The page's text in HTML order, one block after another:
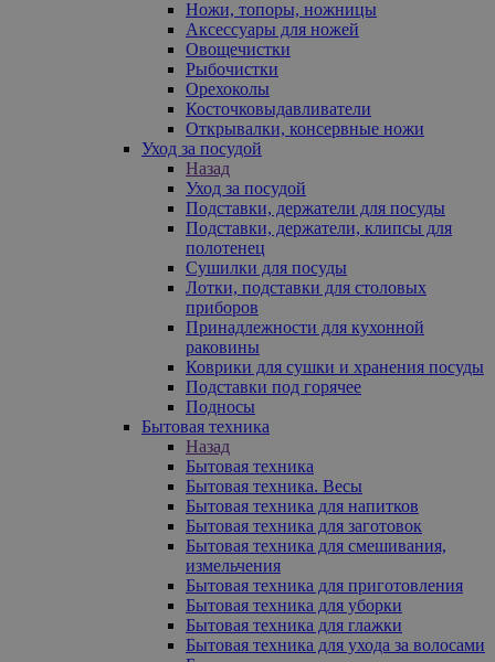
Ножи, топоры, ножницы
Аксессуары для ножей
Овощечистки
Рыбочистки
Орехоколы
Косточковыдавливатели
Открывалки, консервные ножи
Уход за посудой
Назад
Уход за посудой
Подставки, держатели для посуды
Подставки, держатели, клипсы для
полотенец
Сушилки для посуды
Лотки, подставки для столовых
приборов
Принадлежности для кухонной
раковины
Коврики для сушки и хранения посуды
Подставки под горячее
Подносы
Бытовая техника
Назад
Бытовая техника
Бытовая техника. Весы
Бытовая техника для напитков
Бытовая техника для заготовок
Бытовая техника для смешивания,
измельчения
Бытовая техника для приготовления
Бытовая техника для уборки
Бытовая техника для глажки
Бытовая техника для ухода за волосами